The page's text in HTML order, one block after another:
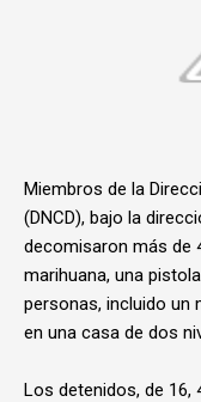
Miembros de la
(DNCD), bajo la
decomisaron más de
marihuana, una
personas, incluido un
en una casa de dos
Los detenidos, de 16,